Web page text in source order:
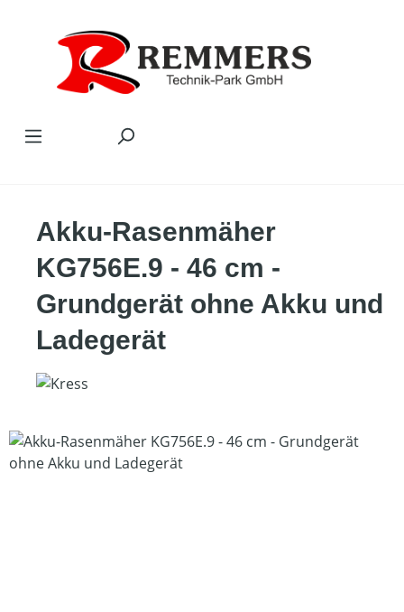
Akku-Rasenmäher
KG756E.9 - 46 cm -
Grundgerät ohne Akku und
Ladegerät
Bildergalerie überspringen